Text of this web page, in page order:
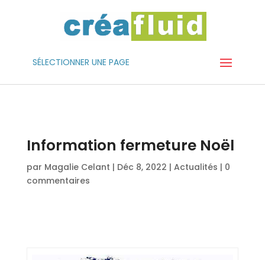
SÉLECTIONNER UNE PAGE
Information fermeture Noël
par Magalie Celant | Déc 8, 2022 | Actualités | 0
commentaires